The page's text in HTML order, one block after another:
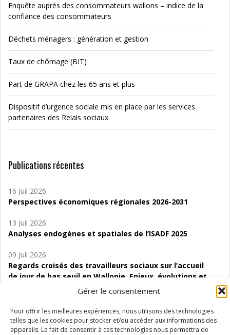
Gérer le consentement
Pour offrir les meilleures expériences, nous utilisons des technologies
telles que les cookies pour stocker et/ou accéder aux informations des
appareils. Le fait de consentir à ces technologies nous permettra de
Enquête auprès des consommateurs wallons – indice de la
confiance des consommateurs
Déchets ménagers : génération et gestion
Taux de chômage (BIT)
Part de GRAPA chez les 65 ans et plus
Dispositif d’urgence sociale mis en place par les services
partenaires des Relais sociaux
Publications récentes
16 Juil 2026
Perspectives économiques régionales 2026-2031
13 Juil 2026
Analyses endogènes et spatiales de l’ISADF 2025
09 Juil 2026
Regards croisés des travailleurs sociaux sur l’accueil
de jour de bas seuil en Wallonie. Enjeux, évolutions et
06 Juil 2026
Étude d’évaluabilité des Structures
d’accompagnement à l’autocréation d’emploi (SAACE)